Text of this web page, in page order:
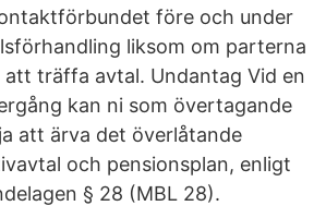
före och under
liksom om parterna
att träffa avtal. Undantag Vid en
kan ni som övertagande
att ärva det överlåtande
och pensionsplan, enligt
§ 28 (MBL 28).